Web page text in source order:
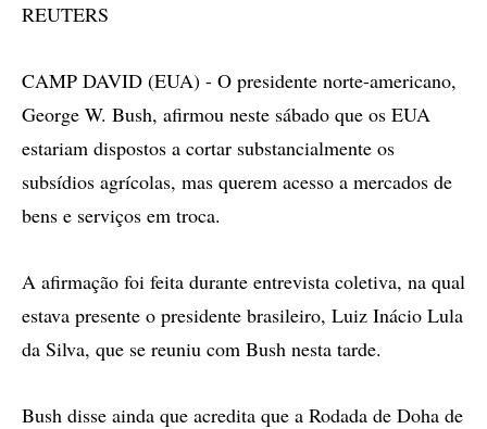
REUTERS
CAMP DAVID (EUA) - O presidente norte-americano,
George W. Bush, afirmou neste sábado que os EUA
estariam dispostos a cortar substancialmente os
subsídios agrícolas, mas querem acesso a mercados de
bens e serviços em troca.
A afirmação foi feita durante entrevista coletiva, na qual
estava presente o presidente brasileiro, Luiz Inácio Lula
da Silva, que se reuniu com Bush nesta tarde.
Bush disse ainda que acredita que a Rodada de Doha de